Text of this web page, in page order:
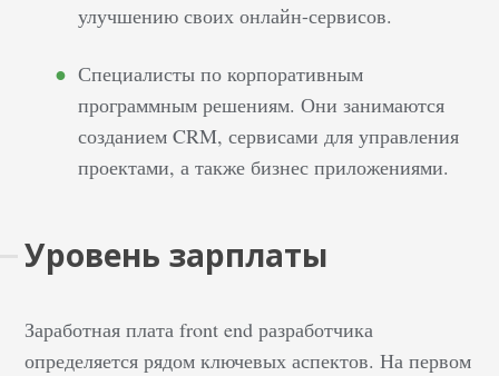
улучшению своих онлайн-сервисов.
Специалисты по корпоративным
программным решениям. Они занимаются
созданием CRM, сервисами для управления
проектами, а также бизнес приложениями.
Уровень зарплаты
Заработная плата front end разработчика
определяется рядом ключевых аспектов. На первом